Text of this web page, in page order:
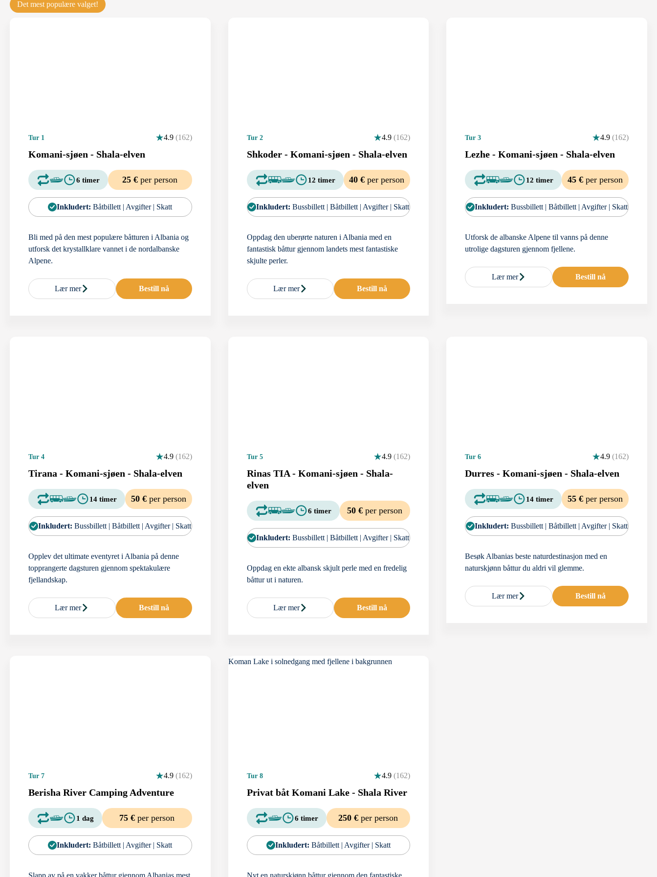
Det mest populære valget!
Tur 1 4.9 (162)
Komani-sjøen - Shala-elven
6 timer 25 € per person
Inkludert:Båtbillett | Avgifter | Skatt
Bli med på den mest populære båtturen i Albania og
utforsk det krystallklare vannet i de nordalbanske
Alpene.
Lær mer Bestill nå
Tur 2 4.9(162)
Shkoder - Komani-sjøen - Shala-elven
12 timer 40 € per person
Inkludert:Bussbillett | Båtbillett | Avgifter | Skatt
Oppdag den uberørte naturen i Albania med en
fantastisk båttur gjennom landets mest fantastiske
skjulte perler.
Lær mer Bestill nå
Tur 3 4.9 (162)
Lezhe - Komani-sjøen - Shala-elven
12 timer 45 € per person
Inkludert:Bussbillett | Båtbillett | Avgifter | Skatt
Utforsk de albanske Alpene til vanns på denne
utrolige dagsturen gjennom fjellene.
Lær mer Bestill nå
Tur 4 4.9 (162)
Tirana - Komani-sjøen - Shala-elven
14 timer 50 € per person
Inkludert: Bussbillett | Båtbillett | Avgifter | Skatt
Opplev det ultimate eventyret i Albania på denne
topprangerte dagsturen gjennom spektakulære
fjellandskap.
Lær mer Bestill nå
Tur 5 4.9(162)
Rinas TIA - Komani-sjøen - Shala-
elven
6 timer 50 € per person
Inkludert:Bussbillett | Båtbillett | Avgifter | Skatt
Oppdag en ekte albansk skjult perle med en fredelig
båttur ut i naturen.
Lær mer Bestill nå
Tur 6 4.9 (162)
Durres - Komani-sjøen - Shala-elven
14 timer 55 € per person
Inkludert:Bussbillett | Båtbillett | Avgifter | Skatt
Besøk Albanias beste naturdestinasjon med en
naturskjønn båttur du aldri vil glemme.
Lær mer Bestill nå
Tur 7 4.9 (162)
Berisha River Camping Adventure
1 dag 75 € per person
Inkludert:Båtbillett | Avgifter | Skatt
Slapp av på en vakker båttur gjennom Albanias mest
Tur 8 4.9(162)
Privat båt Komani Lake - Shala River
6 timer 250 € per person
Inkludert: Båtbillett | Avgifter | Skatt
Nyt en naturskjønn båttur gjennom den fantastiske